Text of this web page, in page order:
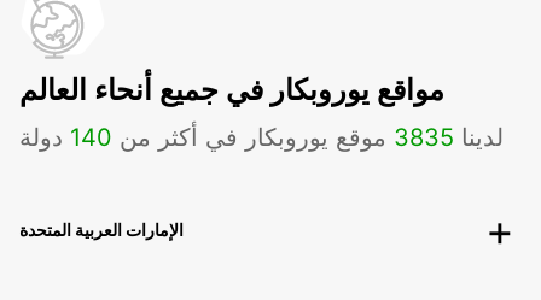
مواقع يوروبكار في جميع أنحاء العالم
لدينا 3835 موقع يوروبكار في أكثر من 140 دولة
الإمارات العربية المتحدة